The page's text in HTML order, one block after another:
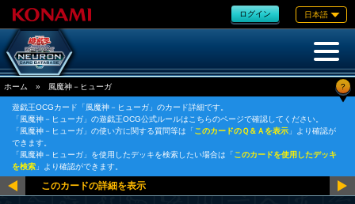
ログイン 日本語
ホーム » 風魔神－ヒューガ ?
遊戯王OCGカード「風魔神－ヒューガ」のカード詳細です。
「風魔神－ヒューガ」の遊戯王OCG公式ルールはこちらのページで確認してください。
「風魔神－ヒューガ」の使い方に関する質問等は「このカードのＱ＆Ａを表示 」より確認が
できます。
「風魔神－ヒューガ」を使用したデッキを検索したい場合は「このカードを使用したデッキ
を検索 」より確認ができます。